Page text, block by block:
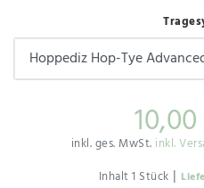
inkl. ges. MwSt. inkl.
Inhalt1 Stück |